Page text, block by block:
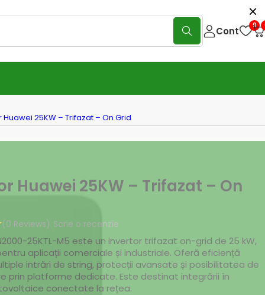
Cont 0
Huawei 25KW – Trifazat – On Grid
Huawei 25KW – Trifazat – On
(0 Reviews) Scrie o recenzie
25KTL-M5 este un invertor trifazat on-grid de 25 kW,
aplicații comerciale și industriale. Oferă eficiență
intrări de string, protecții avansate și posibilitatea de
prin platforme dedicate. Este destinat integrării în
conectate la rețea.